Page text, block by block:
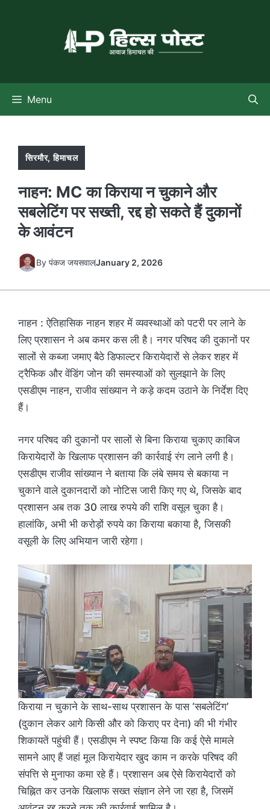
Menu
सिरमौर,हिमाचल
नाहन: MC का किराया न चुकाने और
सबलेटिंग पर सख्ती, रद्द हो सकते हैं दुकानों
के आवंटन
By पंकज जयसवालJanuary 2, 2026
नाहन : ऐतिहासिक नाहन शहर में व्यवस्थाओं को पटरी पर लाने के
लिए प्रशासन ने अब कमर कस ली है। नगर परिषद की दुकानों पर
सालों से कब्जा जमाए बैठे डिफाल्टर किरायेदारों से लेकर शहर में
ट्रैफिक और वेंडिंग जोन की समस्याओं को सुलझाने के लिए
एसडीएम नाहन, राजीव सांख्यान ने कड़े कदम उठाने के निर्देश दिए
हैं।
नगर परिषद की दुकानों पर सालों से बिना किराया चुकाए काबिज
किरायेदारों के खिलाफ प्रशासन की कार्रवाई रंग लाने लगी है।
एसडीएम राजीव सांख्यान ने बताया कि लंबे समय से बकाया न
चुकाने वाले दुकानदारों को नोटिस जारी किए गए थे, जिसके बाद
प्रशासन अब तक 30 लाख रुपये की राशि वसूल चुका है।
हालांकि, अभी भी करोड़ों रुपये का किराया बकाया है, जिसकी
वसूली के लिए अभियान जारी रहेगा।
किराया न चुकाने के साथ-साथ प्रशासन के पास ‘सबलेटिंग’
(दुकान लेकर आगे किसी और को किराए पर देना) की भी गंभीर
शिकायतें पहुंची हैं। एसडीएम ने स्पष्ट किया कि कई ऐसे मामले
सामने आए हैं जहां मूल किरायेदार खुद काम न करके परिषद की
संपत्ति से मुनाफा कमा रहे हैं। प्रशासन अब ऐसे किरायेदारों को
चिह्नित कर उनके खिलाफ सख्त संज्ञान लेने जा रहा है, जिसमें